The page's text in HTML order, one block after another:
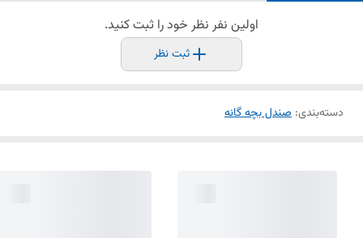
اولین نفر نظر خود را ثبت کنید.
ثبت نظر
دسته‌بندی: صندل بچه گانه